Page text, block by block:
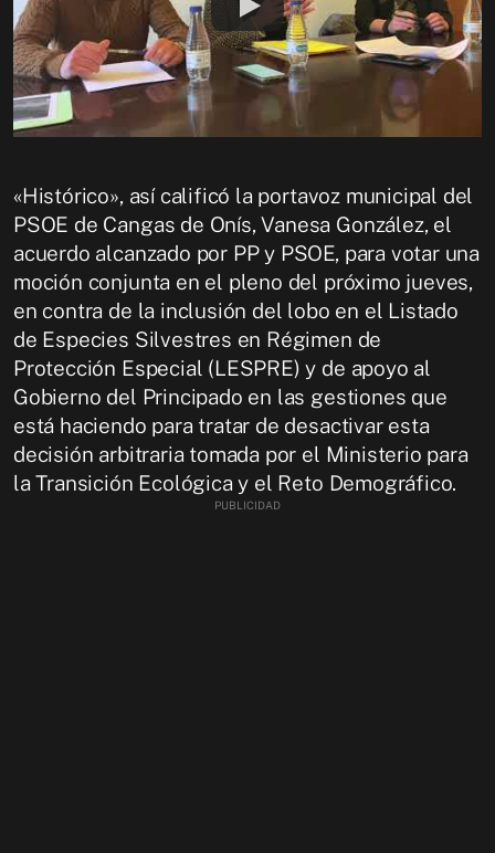
«Histórico», así calificó la portavoz municipal del
PSOE de Cangas de Onís, Vanesa González, el
acuerdo alcanzado por PP y PSOE, para votar una
moción conjunta en el pleno del próximo jueves,
en contra de la inclusión del lobo en el Listado
de Especies Silvestres en Régimen de
Protección Especial (LESPRE) y de apoyo al
Gobierno del Principado en las gestiones que
está haciendo para tratar de desactivar esta
decisión arbitraria tomada por el Ministerio para
la Transición Ecológica y el Reto Demográfico.